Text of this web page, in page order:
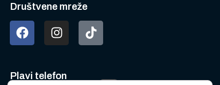
Društvene mreže
Plavi telefon